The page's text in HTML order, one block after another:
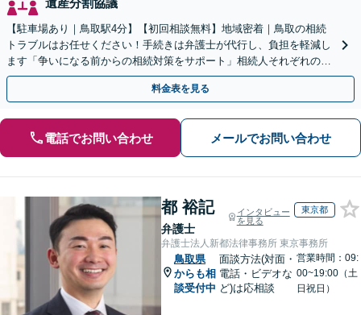
【駐車場あり｜鳥取駅4分】【初回相談無料】地域密着｜鳥取の相続
トラブルはお任せください！手続きは弁護士が代行し、負担を軽減し
ます「争いになる前からの相続対策をサポート」相続人それぞれの立
場を尊重し、冷静に対立の解消を目指します。
料金表を見る
電話でお問い合わせ メールでお問い合わせ
都 裕記
弁護士
インタビュー
を見る
東京都
弁護士法人新都法律事務所 東京事務所
鳥取県
からも相
談受付中
面談方法(対面・
電話・ビデオな
ど)は応相談
営業時間：09:
00~19:00（土
日祝日）